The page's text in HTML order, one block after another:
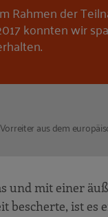
Rahmen der
konnten wir
aus dem
mit einer
ist es